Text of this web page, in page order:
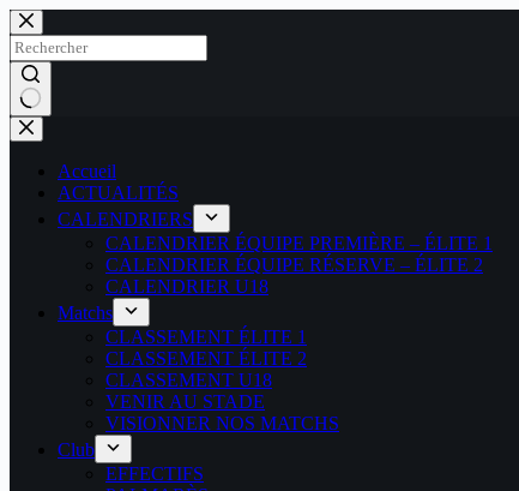
Passer
au
contenu
Aucun
résultat
Accueil
ACTUALITÉS
CALENDRIERS
CALENDRIER ÉQUIPE PREMIÈRE – ÉLITE 1
CALENDRIER ÉQUIPE RÉSERVE – ÉLITE 2
CALENDRIER U18
Matchs
CLASSEMENT ÉLITE 1
CLASSEMENT ÉLITE 2
CLASSEMENT U18
VENIR AU STADE
VISIONNER NOS MATCHS
Club
EFFECTIFS